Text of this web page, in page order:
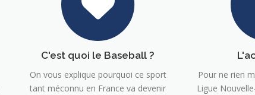
C'est quoi le Baseball ?
On vous explique pourquoi ce sport
tant méconnu en France va devenir
Pour ne rien
Ligue